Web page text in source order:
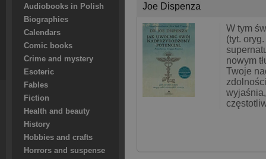
Audiobooks in Polish
Biographies
Calendars
Comic books
Crime and mystery
Esoteric
Fables
Fiction
Health and beauty
History
Hobbies and crafts
Horrors and suspense
Joe Dispenza
W tym
(tyt.
nowym
Twoje